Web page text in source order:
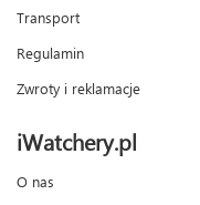
Transport
Regulamin
Zwroty i reklamacje
iWatchery.pl
O nas